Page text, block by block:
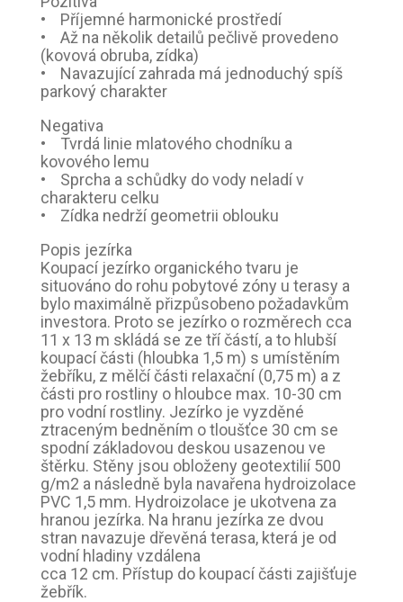
• Příjemné harmonické prostředí
• Až na několik detailů pečlivě provedeno
(kovová obruba, zídka)
• Navazující zahrada má jednoduchý spíš
parkový charakter
Negativa
• Tvrdá linie mlatového chodníku a
kovového lemu
• Sprcha a schůdky do vody neladí v
charakteru celku
• Zídka nedrží geometrii oblouku
Popis jezírka
Koupací jezírko organického tvaru je
situováno do rohu pobytové zóny u terasy a
bylo maximálně přizpůsobeno požadavkům
investora. Proto se jezírko o rozměrech cca
11 x 13 m skládá se ze tří částí, a to hlubší
koupací části (hloubka 1,5 m) s umístěním
žebříku, z mělčí části relaxační (0,75 m) a z
části pro rostliny o hloubce max. 10-30 cm
pro vodní rostliny. Jezírko je vyzděné
ztraceným bedněním o tloušťce 30 cm se
spodní základovou deskou usazenou ve
štěrku. Stěny jsou obloženy geotextilií 500
g/m2 a následně byla navařena hydroizolace
PVC 1,5 mm. Hydroizolace je ukotvena za
hranou jezírka. Na hranu jezírka ze dvou
stran navazuje dřevěná terasa, která je od
vodní hladiny vzdálena
cca 12 cm. Přístup do koupací části zajišťuje
žebřík.